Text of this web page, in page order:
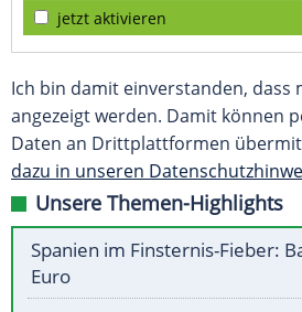
jetzt aktivieren
Ich bin damit einverstanden, dass
angezeigt werden. Damit können
Daten an Drittplattformen
dazu in unseren
Unsere Themen-Highlights
Spanien im Finsternis-Fieber:
Euro